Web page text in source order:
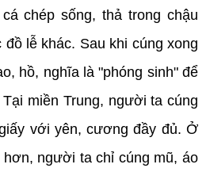
chép sống, thả trong chậu
lễ khác. Sau khi cúng xong
hồ, nghĩa là "phóng sinh" để
miền Trung, người ta cúng
với yên, cương đầy đủ. Ở
người ta chỉ cúng mũ, áo